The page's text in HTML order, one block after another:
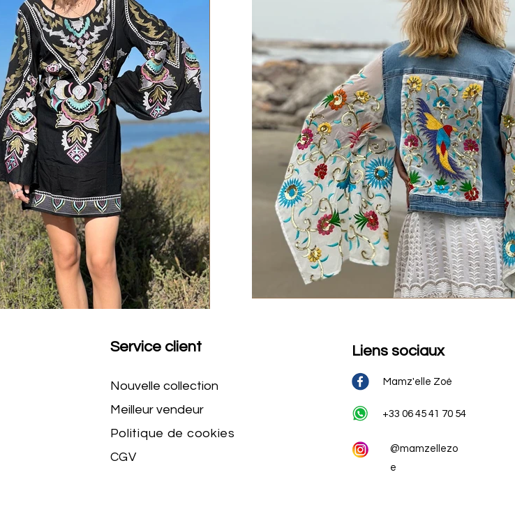
Service client
Nouvelle collection
Meilleur vendeur
Politique de cookies
CGV
Liens sociaux
Mamz'elle Zoé
+33 06 45 41 70 54
@mamzellezo
e